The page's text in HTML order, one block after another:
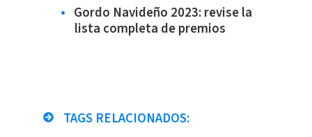
Gordo Navideño 2023: revise la
lista completa de premios
TAGS RELACIONADOS: